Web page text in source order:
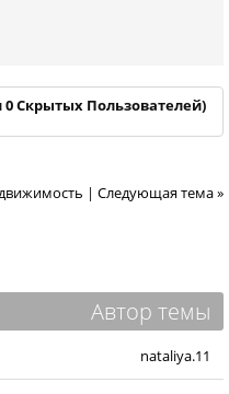
0 Скрытых Пользователей)
| Следующая тема »
Автор темы
nataliya.11